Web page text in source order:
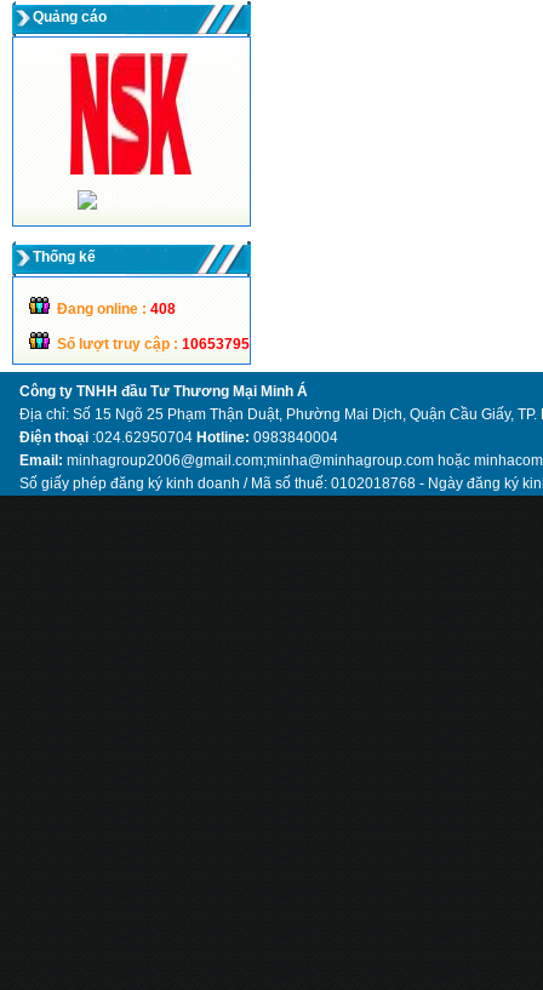
Quảng cáo
Thống kế
Đang online : 408
Số lượt truy cập : 10653795
Công ty TNHH đầu Tư Thương Mại Minh Á
Địa chỉ: Số 15 Ngõ 25 Phạm Thận Duật, Phường Mai Dịch, Quận Cầu Giấy, TP.
Điện thoại :024.62950704 Hotline: 0983840004
Email: minhagroup2006@gmail.com;minha@minhagroup.com hoặc
Số giấy phép đăng ký kinh doanh / Mã số thuế: 0102018768 - Ngày đăng ký